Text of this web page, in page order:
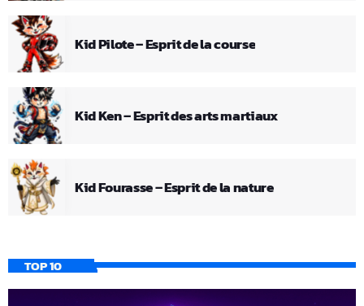
Kid Pilote – Esprit de la course
Kid Ken – Esprit des arts martiaux
Kid Fourasse – Esprit de la nature
TOP 10